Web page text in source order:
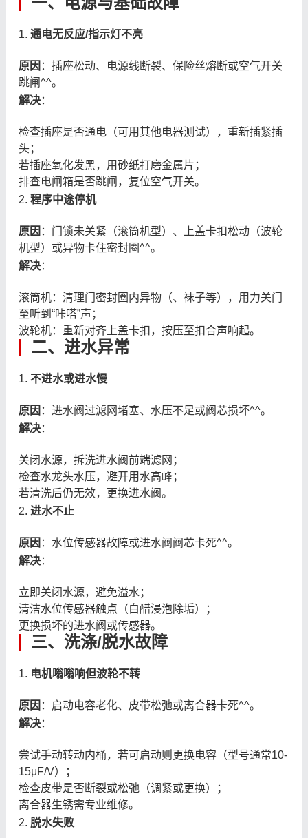
1. 通电无反应/指示灯不亮
原因 ：插座松动、电源线断裂、保险丝熔断或空气开关
跳闸^^。
解决：
检查插座是否通电（可用其他电器测试），重新插紧插
头；
若插座氧化发黑，用砂纸打磨金属片；
排查电闸箱是否跳闸，复位空气开关。
2. 程序中途停机
原因 ：门锁未关紧（滚筒机型）、上盖卡扣松动（波轮
机型）或异物卡住密封圈^^。
解决：
滚筒机：清理门密封圈内异物（、袜子等），用力关门
至听到“咔嗒”声；
波轮机：重新对齐上盖卡扣，按压至扣合声响起。
二、进水异常
1. 不进水或进水慢
原因 ：进水阀过滤网堵塞、水压不足或阀芯损坏^^。
解决：
关闭水源，拆洗进水阀前端滤网；
检查水龙头水压，避开用水高峰；
若清洗后仍无效，更换进水阀。
2. 进水不止
原因 ：水位传感器故障或进水阀阀芯卡死^^。
解决：
立即关闭水源，避免溢水；
清洁水位传感器触点（白醋浸泡除垢）；
更换损坏的进水阀或传感器。
三、洗涤/脱水故障
1. 电机嗡嗡响但波轮不转
原因 ：启动电容老化、皮带松弛或离合器卡死^^。
解决：
尝试手动转动内桶，若可启动则更换电容（型号通常10-
15μF/V）；
检查皮带是否断裂或松弛（调紧或更换）；
离合器生锈需专业维修。
2. 脱水失败